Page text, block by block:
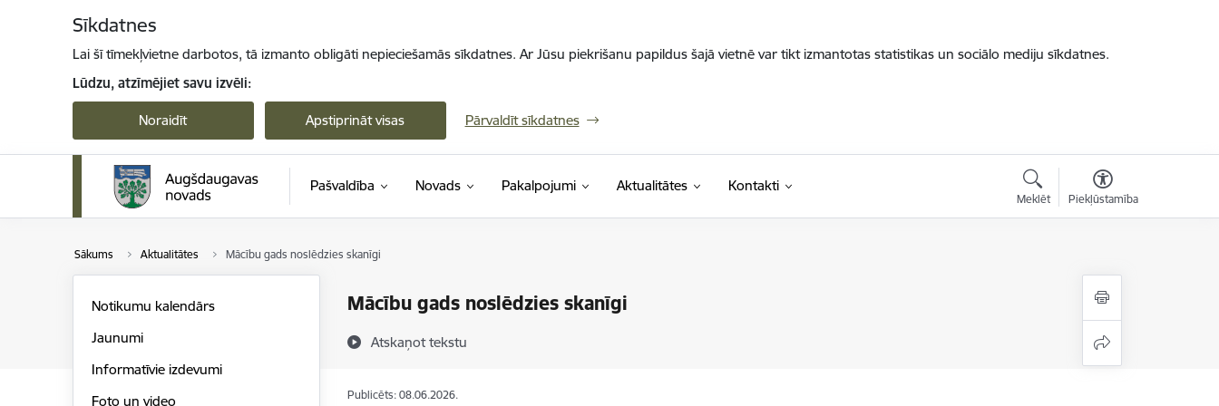
Sīkdatnes
Lai šī tīmekļvietne darbotos, tā izmanto obligāti nepieciešamās sīkdatnes. Ar Jūsu piekrišanu papildus šajā vietnē var tikt izmantotas statistikas un sociālo mediju sīkdatnes.
Lūdzu, atzīmējiet savu izvēli:
Noraidīt Apstiprināt visas Pārvaldīt sīkdatnes
Pašvaldība Novads Pakalpojumi Aktualitātes Kontakti
Meklēt Piekļūstamība
Sākums Aktualitātes Mācību gads noslēdzies skanīgi
Mācību gads noslēdzies skanīgi
Atskaņot tekstu
Notikumu kalendārs
Jaunumi
Informatīvie izdevumi
Foto un video
Publicēts: 08.06.2026.